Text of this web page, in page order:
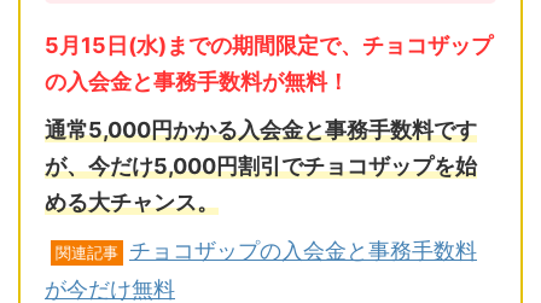
5月15日(水)までの期間限定で、チョコザップ
の入会金と事務手数料が無料！
通常5,000円かかる入会金と事務手数料です
が、今だけ5,000円割引でチョコザップを始
める大チャンス。
関連記事
チョコザップの入会金と事務手数料
が今だけ無料